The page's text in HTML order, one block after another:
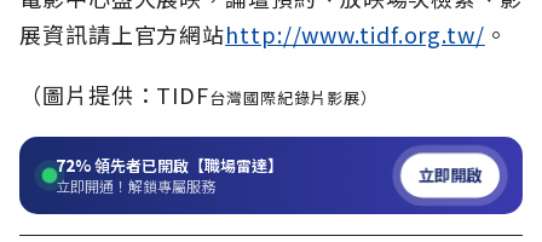
展資訊請上官方網站http://www.tidf.org.tw/ 。
（圖片提供：TIDF台灣國際紀錄片影展）
72%領先者已開啟【職場雷達】
立即開通！解鎖專屬服務 立即開啟